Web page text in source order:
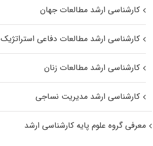
کارشناسی ارشد مطالعات جهان
کارشناسی ارشد مطالعات دفاعی استراتژیک
کارشناسی ارشد مطالعات زنان
کارشناسی ارشد مدیریت نساجی
معرفی گروه علوم پایه کارشناسی ارشد